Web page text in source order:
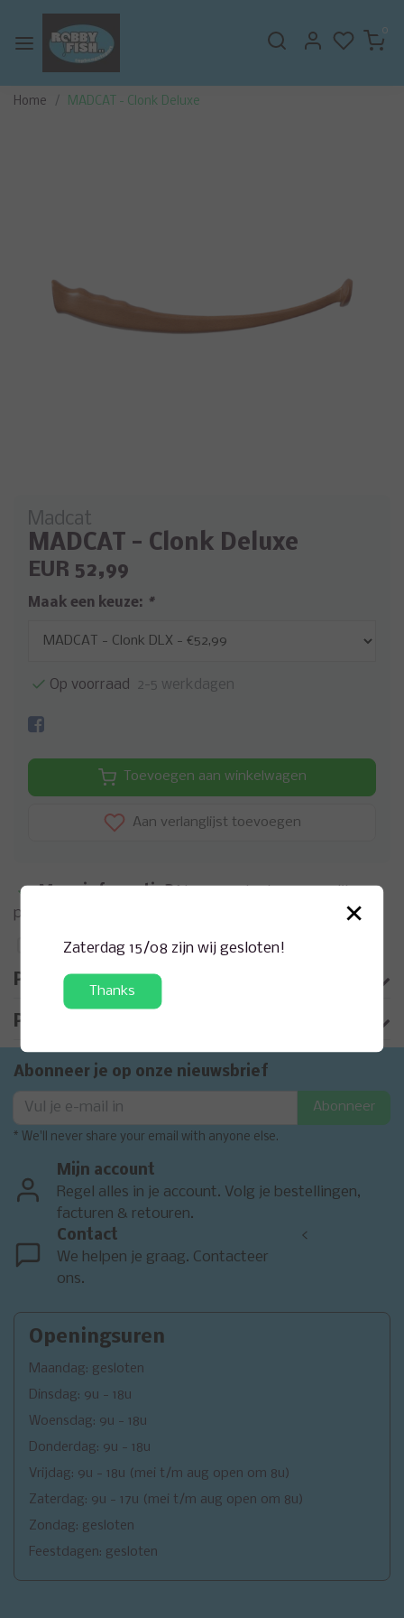
0
Home MADCAT - Clonk Deluxe
Madcat
MADCAT - Clonk Deluxe
EUR 52,99
Maak een keuze: *
Op voorraad 2-5 werkdagen
Toevoegen aan winkelwagen
Aan verlanglijst toevoegen
Meer informatie?Neem contact op over dit
product
Toevoegen aan vergelijking
Productomschrijving
Product informatie
Abonneer je op onze nieuwsbrief
Abonneer
* We'll never share your email with anyone else.
Mijn account
Regel alles in je account. Volg je bestellingen,
facturen & retouren.
Contact
We helpen je graag. Contacteer
ons.
<
Openingsuren
Maandag: gesloten
Dinsdag: 9u - 18u
Woensdag: 9u - 18u
Donderdag: 9u - 18u
Vrijdag: 9u - 18u (mei t/m aug open om 8u)
Zaterdag: 9u - 17u (mei t/m aug open om 8u)
Zondag: gesloten
Feestdagen: gesloten
×
Zaterdag 15/08 zijn wij gesloten!
Thanks